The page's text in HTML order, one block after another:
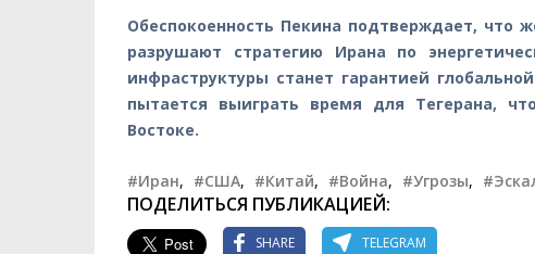
Обеспокоенность Пекина подтверждает,
разрушают стратегию Ирана по
инфраструктуры станет гарантией
пытается выиграть время для Тегерана,
Востоке.
#Иран, #США, #Китай, #Война, #Угрозы,
ПОДЕЛИТЬСЯ ПУБЛИКАЦИЕЙ:
SHARE TELEGRAM